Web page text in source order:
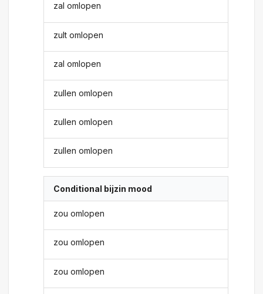
zal omlopen
zult omlopen
zal omlopen
zullen omlopen
zullen omlopen
zullen omlopen
Conditional bijzin mood
zou omlopen
zou omlopen
zou omlopen